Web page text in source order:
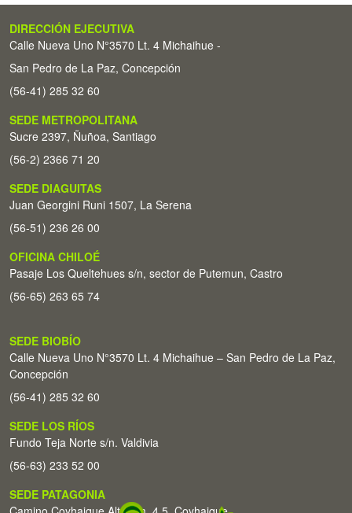
DIRECCIÓN EJECUTIVA
Calle Nueva Uno N°3570 Lt. 4 Michaihue -
San Pedro de La Paz, Concepción
(56-41) 285 32 60
SEDE METROPOLITANA
Sucre 2397, Ñuñoa, Santiago
(56-2) 2366 71 20
SEDE DIAGUITAS
Juan Georgini Runi 1507, La Serena
(56-51) 236 26 00
OFICINA CHILOÉ
Pasaje Los Queltehues s/n, sector de Putemun, Castro
(56-65) 263 65 74
SEDE BIOBÍO
Calle Nueva Uno N°3570 Lt. 4 Michaihue – San Pedro de La Paz,
Concepción
(56-41) 285 32 60
SEDE LOS RÍOS
Fundo Teja Norte s/n. Valdivia
(56-63) 233 52 00
SEDE PATAGONIA